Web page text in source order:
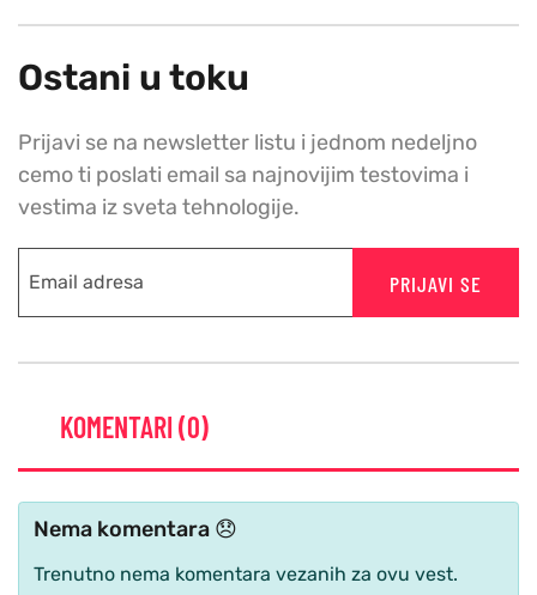
Ostani u toku
Prijavi se na newsletter listu i jednom nedeljno
cemo ti poslati email sa najnovijim testovima i
vestima iz sveta tehnologije.
PRIJAVI SE
KOMENTARI (0)
Nema komentara 😞
Trenutno nema komentara vezanih za ovu vest.